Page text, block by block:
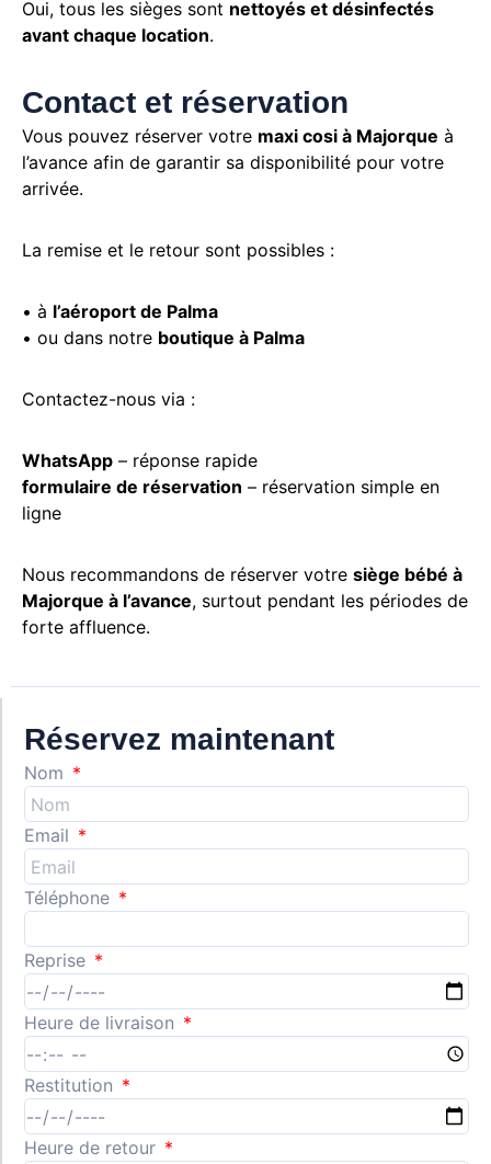
Oui, tous les sièges sont nettoyés et désinfectés
avant chaque location.
Contact et réservation
Vous pouvez réserver votre maxi cosi à Majorque à
l’avance afin de garantir sa disponibilité pour votre
arrivée.
La remise et le retour sont possibles :
• à l’aéroport de Palma
• ou dans notre boutique à Palma
Contactez-nous via :
WhatsApp – réponse rapide
formulaire de réservation – réservation simple en
ligne
Nous recommandons de réserver votre siège bébé à
Majorque à l’avance, surtout pendant les périodes de
forte affluence.
Réservez maintenant
Nom
Email
Téléphone
Reprise
Heure de livraison
Restitution
Heure de retour